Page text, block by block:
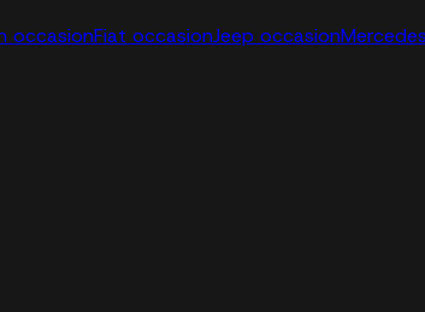
occasionFiat occasionJeep occasion